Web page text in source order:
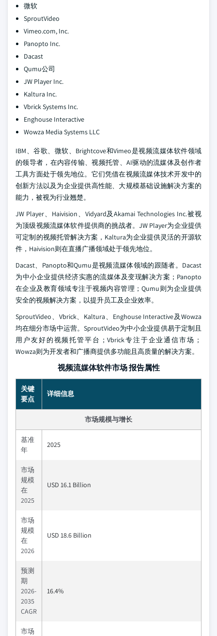
微软
SproutVideo
Vimeo.com, Inc.
Panopto Inc.
Dacast
Qumu公司
JW Player Inc.
Kaltura Inc.
Vbrick Systems Inc.
Enghouse Interactive
Wowza Media Systems LLC
IBM、谷歌、微软、Brightcove和Vimeo是视频流媒体软件领域
的领导者，在内容传输、视频托管、AI驱动的流媒体及创作者
工具方面处于领先地位。它们凭借在视频流媒体技术开发中的
创新方法以及为企业提供高性能、大规模基础设施解决方案的
能力，被视为行业翘楚。
JW Player、Haivision、Vidyard及Akamai Technologies Inc.被视
为顶级视频流媒体软件提供商的挑战者。JW Player为企业提供
可定制的视频托管解决方案，Kaltura为企业提供灵活的开源软
件，Haivision则在直播广播领域处于领先地位。
Dacast、Panopto和Qumu是视频流媒体领域的跟随者。Dacast
为中小企业提供经济实惠的流媒体及变现解决方案；Panopto
在企业及教育领域专注于视频内容管理；Qumu则为企业提供
安全的视频解决方案，以提升员工及企业效率。
SproutVideo、Vbrick、Kaltura、Enghouse Interactive及Wowza
均在细分市场中运营。SproutVideo为中小企业提供易于定制且
用户友好的视频托管平台；Vbrick专注于企业通信市场；
Wowza则为开发者和广播商提供多功能且高质量的解决方案。
视频流媒体软件市场 报告属性
关键
要点
详细信息
市场规模与增长
基准
年
2025
市场
规模
在
2025
USD 16.1 Billion
市场
规模
在
2026
USD 18.6 Billion
预测
期
2026-
2035
CAGR
16.4%
市场